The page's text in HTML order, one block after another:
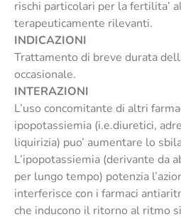
rischi particolari per la fertilita’
terapeuticamente rilevanti.
INDICAZIONI
Trattamento di breve durata
occasionale.
INTERAZIONI
L’uso concomitante di altri
ipopotassiemia (i.e.diuretici,
liquirizia) puo’ aumentare lo
L’ipopotassiemia (derivante da
per lungo tempo) potenzia
interferisce con i farmaci
che inducono il ritorno al ritmo